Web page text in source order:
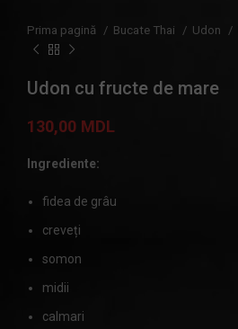
Prima pagină Bucate Thai Udon
Udon cu fructe de mare
130,00 MDL
Ingrediente:
fidea de grâu
creveți
somon
midii
calmari